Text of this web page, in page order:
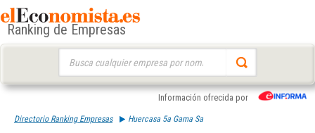
Ranking de Empresas
Información ofrecida por
Directorio Ranking Empresas Huercasa 5a Gama Sa